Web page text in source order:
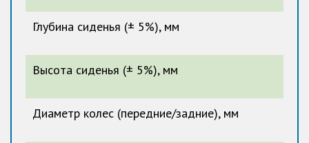
Глубина сиденья (± 5%), мм
Высота сиденья (± 5%), мм
Диаметр колес (передние/задние), мм